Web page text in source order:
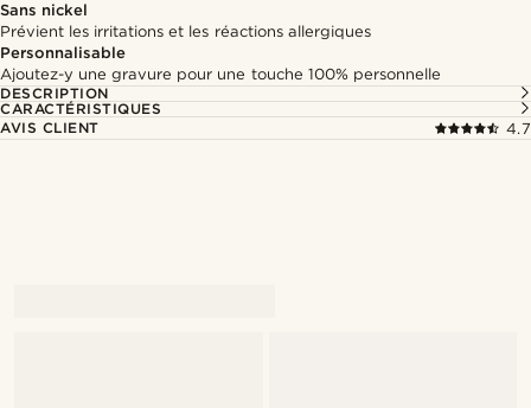
Sans nickel
Prévient les irritations et les réactions allergiques
Personnalisable
Ajoutez-y une gravure pour une touche 100% personnelle
DESCRIPTION
CARACTÉRISTIQUES
AVIS CLIENT
4.7